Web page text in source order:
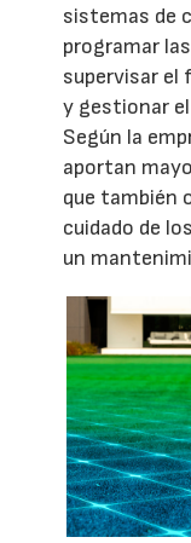
sistemas de
programar
supervisar el
y gestionar
Según la
aportan
que también
cuidado de
un